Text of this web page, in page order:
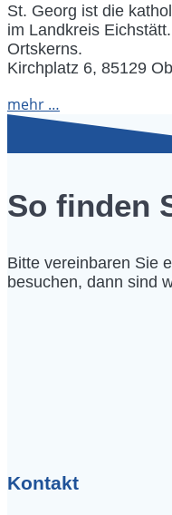
St. Georg ist die
im Landkreis
Ortskerns.
Kirchplatz 6, 85129
mehr …
So finden
Bitte vereinbaren Sie
besuchen, dann sind
Kontakt